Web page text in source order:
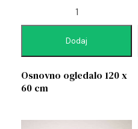
Dodaj
Osnovno ogledalo 120 x
60 cm